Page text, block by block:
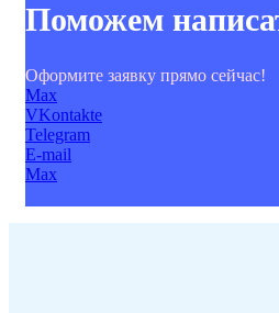
Поможем
Оформите заявку прямо сейчас!
Max
VKontakte
Telegram
E-mail
Max